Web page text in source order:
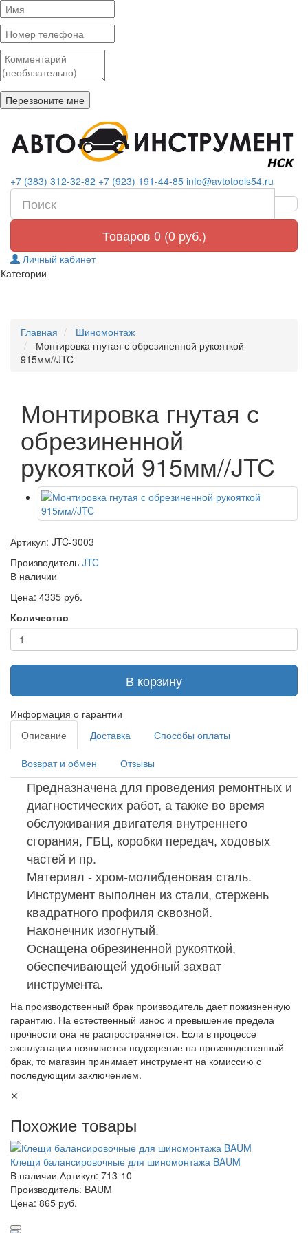
+7 (383) 312-32-82 +7 (923) 191-44-85 info@avtotools54.ru
Товаров 0 (0 руб.)
Личный кабинет
Категории
Главная
Шиномонтаж
Монтировка гнутая с обрезиненной рукояткой
915мм//JTC
Монтировка гнутая с
обрезиненной
рукояткой 915мм//JTC
Артикул: JTC-3003
Производитель JTC
В наличии
Цена: 4335 руб.
Количество
В корзину
Информация о гарантии
Описание
Доставка Способы оплаты
Возврат и обмен
Отзывы
Предназначена для проведения ремонтных и
диагностических работ, а также во время
обслуживания двигателя внутреннего
сгорания, ГБЦ, коробки передач, ходовых
частей и пр.
Материал - хром-молибденовая сталь.
Инструмент выполнен из стали, стержень
квадратного профиля сквозной.
Наконечник изогнутый.
Оснащена обрезиненной рукояткой,
обеспечивающей удобный захват
инструмента.
На производственный брак производитель дает пожизненную
гарантию. На естественный износ и превышение предела
прочности она не распространяется. Если в процессе
эксплуатации появляется подозрение на производственный
брак, то магазин принимает инструмент на комиссию с
последующим заключением.
✕
Похожие товары
Клещи балансировочные для шиномонтажа BAUM
В наличии Артикул: 713-10
Производитель: BAUM
Цена: 865 руб.